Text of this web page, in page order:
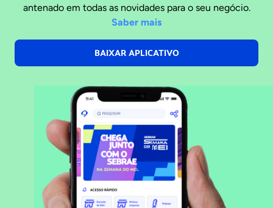
antenado em todas as novidades para o seu negócio.
Saber mais
BAIXAR APLICATIVO